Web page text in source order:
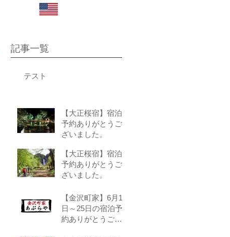
記事一覧
テスト
【大正桜宿】宿泊
予約ありがとうご
ざいました。
【大正桜宿】宿泊
予約ありがとうご
ざいました。
【金沢町家】6月1
日～25日の宿泊予
約ありがとうござ